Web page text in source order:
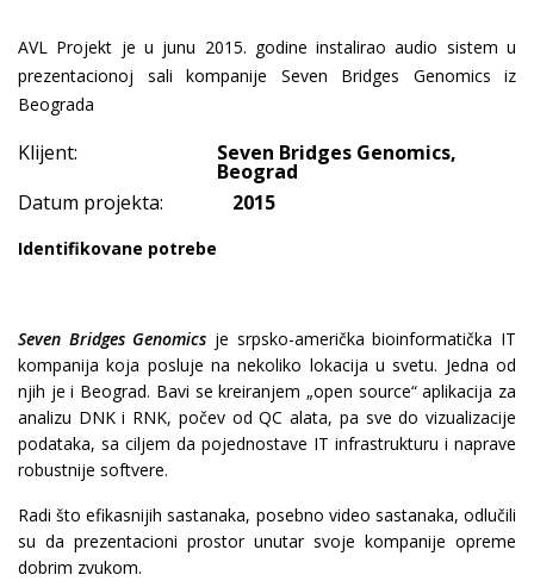
AVL Projekt je u junu 2015. godine instalirao audio sistem u
prezentacionoj sali kompanije Seven Bridges Genomics iz
Beograda
Klijent: Seven Bridges Genomics,
Beograd
Datum projekta:
2015
Identifikovane potrebe
Seven Bridges Genomics je srpsko-američka bioinformatička IT
kompanija koja posluje na nekoliko lokacija u svetu. Jedna od
njih je i Beograd. Bavi se kreiranjem „open source“ aplikacija za
analizu DNK i RNK, počev od QC alata, pa sve do vizualizacije
podataka, sa ciljem da pojednostave IT infrastrukturu i naprave
robustnije softvere.
Radi što efikasnijih sastanaka, posebno video sastanaka, odlučili
su da prezentacioni prostor unutar svoje kompanije opreme
dobrim zvukom.